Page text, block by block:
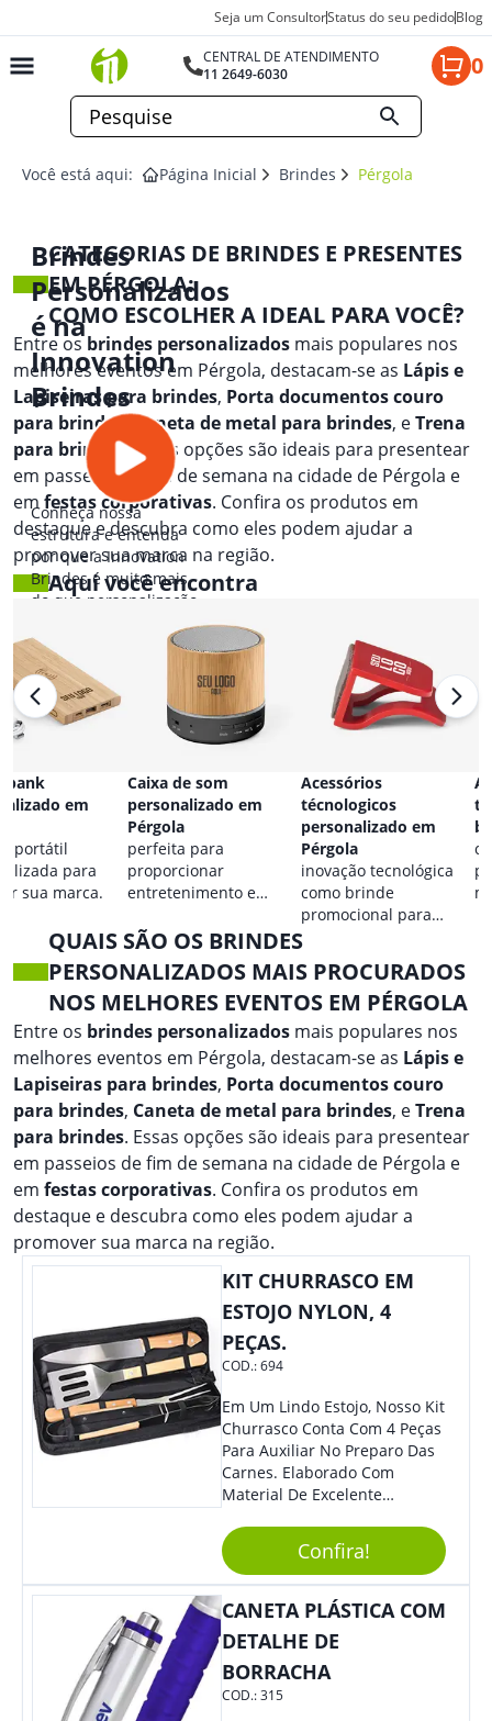
Seja um ConsultorStatus do seu pedidoBlog
CENTRAL DE ATENDIMENTO
11 2649-6030
0
Você está aqui: Página Inicial Brindes Pérgola
Brindes
Personalizados
é na
Innovation
Brindes
Conheça nossa
estrutura e entenda
por que a Innovation
Brindes é muito mais
do que personalização.
CATEGORIAS DE BRINDES E PRESENTES
EM PÉRGOLA:
COMO ESCOLHER A IDEAL PARA VOCÊ?
Entre osbrindes personalizados mais populares nos
melhores eventos em Pérgola, destacam-se as Lápis e
Lapiseiras para brindes, Porta documentos couro
para brindes,Caneta de metal para brindes, eTrena
para brindes. Essas opções são ideais para presentear
em passeios de fim de semana na cidade de Pérgola e
emfestas corporativas. Confira os produtos em
destaque e descubra como eles podem ajudar a
promover sua marca na região.
Aqui você encontra
bank
em
portátil
para
sua marca.
Caixa de som
personalizado em
Pérgola
perfeita para
proporcionar
entretenimento e
qualquer ocasião.
Acessórios
técnologicos
personalizado em
Pérgola
inovação tecnológica
como brinde
promocional para
eventos.
QUAIS SÃO OS BRINDES
PERSONALIZADOS MAIS PROCURADOS
NOS MELHORES EVENTOS EM PÉRGOLA
Entre os brindes personalizados mais populares nos
melhores eventos em Pérgola, destacam-se as Lápis e
Lapiseiras para brindes, Porta documentos couro
para brindes, Caneta de metal para brindes, eTrena
para brindes. Essas opções são ideais para presentear
em passeios de fim de semana na cidade de Pérgola e
em festas corporativas. Confira os produtos em
destaque e descubra como eles podem ajudar a
promover sua marca na região.
KIT CHURRASCO EM
ESTOJO NYLON, 4
PEÇAS.
COD.:694
Em Um Lindo Estojo, Nosso Kit
Churrasco Conta Com 4 Peças
Para Auxiliar No Preparo Das
Carnes. Elaborado Com
Material De Excelente
Tradicional, Sem Dúvidas É O
Brinde Certo Para Todos Os
Públicos. Personalize-O Com
Sua Marca. Seus Clientes E
Irão Adorar.
Confira!
CANETA PLÁSTICA COM
DETALHE DE
BORRACHA
COD.:315